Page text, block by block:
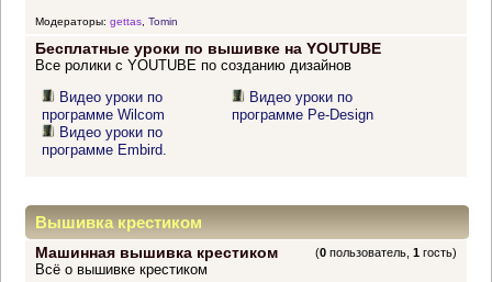
Модераторы: gettas, Tomin
Бесплатные уроки по вышивке на YOUTUBE
Все ролики с YOUTUBE по созданию дизайнов
Видео уроки по
программе Wilcom
Видео уроки по
программе Embird.
Видео уроки по
программе Pe-Design
Вышивка крестиком
Машинная вышивка крестиком (0 пользователь,1 гость)
Всё о вышивке крестиком